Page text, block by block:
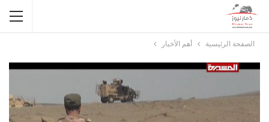
الصفحة الرئيسية أهم الأخبار